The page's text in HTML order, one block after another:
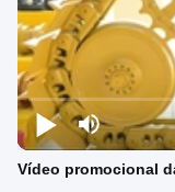
Vídeo promocional